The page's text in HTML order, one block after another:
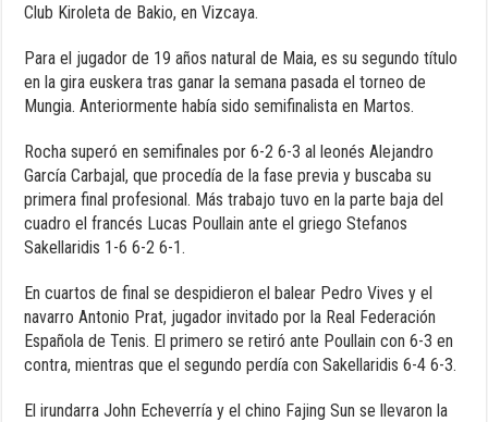
Club Kiroleta de Bakio, en Vizcaya.
Para el jugador de 19 años natural de Maia, es su segundo título
en la gira euskera tras ganar la semana pasada el torneo de
Mungia. Anteriormente había sido semifinalista en Martos.
Rocha superó en semifinales por 6-2 6-3 al leonés Alejandro
García Carbajal, que procedía de la fase previa y buscaba su
primera final profesional. Más trabajo tuvo en la parte baja del
cuadro el francés Lucas Poullain ante el griego Stefanos
Sakellaridis 1-6 6-2 6-1.
En cuartos de final se despidieron el balear Pedro Vives y el
navarro Antonio Prat, jugador invitado por la Real Federación
Española de Tenis. El primero se retiró ante Poullain con 6-3 en
contra, mientras que el segundo perdía con Sakellaridis 6-4 6-3.
El irundarra John Echeverría y el chino Fajing Sun se llevaron la